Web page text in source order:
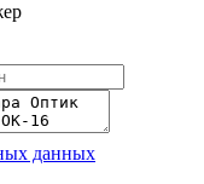
данных